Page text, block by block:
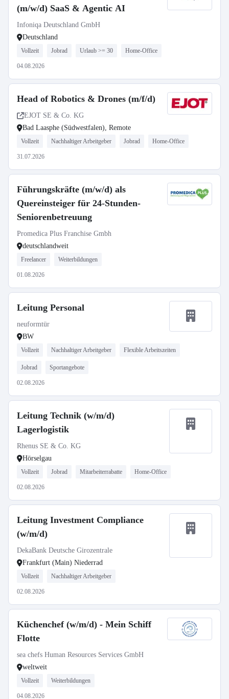
(m/w/d) SaaS & Agentic AI
Infoniqa Deutschland GmbH
Deutschland
Vollzeit Jobrad Urlaub >= 30 Home-Office
04.08.2026
Head of Robotics & Drones (m/f/d)
EJOT SE & Co. KG
Bad Laasphe (Südwestfalen), Remote
Vollzeit Nachhaltiger Arbeitgeber Jobrad Home-Office
31.07.2026
Führungskräfte (m/w/d) als
Quereinsteiger für 24-Stunden-
Seniorenbetreuung
Promedica Plus Franchise Gmbh
deutschlandweit
Freelancer Weiterbildungen
01.08.2026
Leitung Personal
neuformtür
BW
Vollzeit Nachhaltiger Arbeitgeber Flexible Arbeitszeiten
Jobrad Sportangebote
02.08.2026
Leitung Technik (w/m/d)
Lagerlogistik
Rhenus SE & Co. KG
Hörselgau
Vollzeit Jobrad Mitarbeiterrabatte Home-Office
02.08.2026
Leitung Investment Compliance
(w/m/d)
DekaBank Deutsche Girozentrale
Frankfurt (Main) Niederrad
Vollzeit Nachhaltiger Arbeitgeber
02.08.2026
Küchenchef (w/m/d) - Mein Schiff
Flotte
sea chefs Human Resources Services GmbH
weltweit
Vollzeit Weiterbildungen
04.08.2026